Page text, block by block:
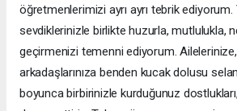
öğretmenlerimizi ayrı ayrı tebrik ediyorum.
sevdiklerinizle birlikte huzurla, mutlulukla,
geçirmenizi temenni ediyorum.
arkadaşlarınıza benden kucak dolusu
boyunca birbirinizle kurduğunuz dostlukları,